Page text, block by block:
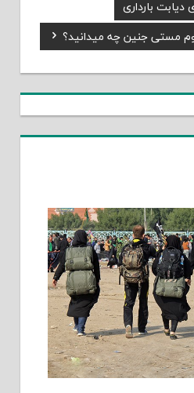
دیابت بارداری
مستی جنین چه میدانید؟